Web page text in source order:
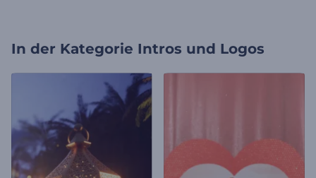
In der Kategorie Intros und Logos